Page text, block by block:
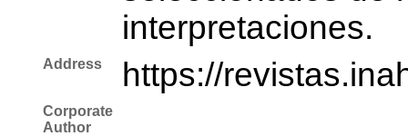
interpretaciones.
Address https://
Corporate
Author